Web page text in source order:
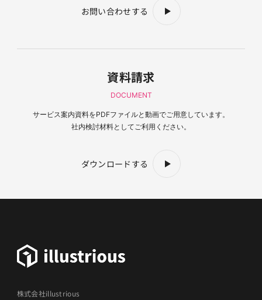
お問い合わせする
資料請求
DOCUMENT
サービス案内資料をPDFファイルと動画でご用意しています。
社内検討材料としてご利用ください。
ダウンロードする
株式会社illustrious